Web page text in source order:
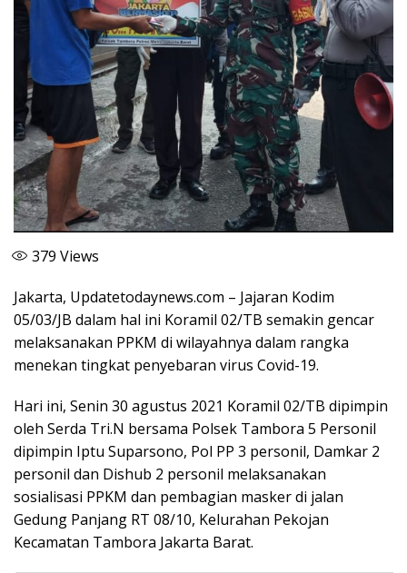
379 Views
Jakarta, Updatetodaynews.com – Jajaran Kodim
05/03/JB dalam hal ini Koramil 02/TB semakin gencar
melaksanakan PPKM di wilayahnya dalam rangka
menekan tingkat penyebaran virus Covid-19.
Hari ini, Senin 30 agustus 2021 Koramil 02/TB dipimpin
oleh Serda Tri.N bersama Polsek Tambora 5 Personil
dipimpin Iptu Suparsono, Pol PP 3 personil, Damkar 2
personil dan Dishub 2 personil melaksanakan
sosialisasi PPKM dan pembagian masker di jalan
Gedung Panjang RT 08/10, Kelurahan Pekojan
Kecamatan Tambora Jakarta Barat.